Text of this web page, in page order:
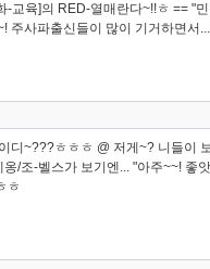
교육]의 RED-열매란다~!!ㅎ == "
주사파출신들이 많이 기거하면서
디~???ㅎㅎㅎ @ 저게~? 니들이
/조-벨스가 보기엔... "아주~~! 좋
ㅎ